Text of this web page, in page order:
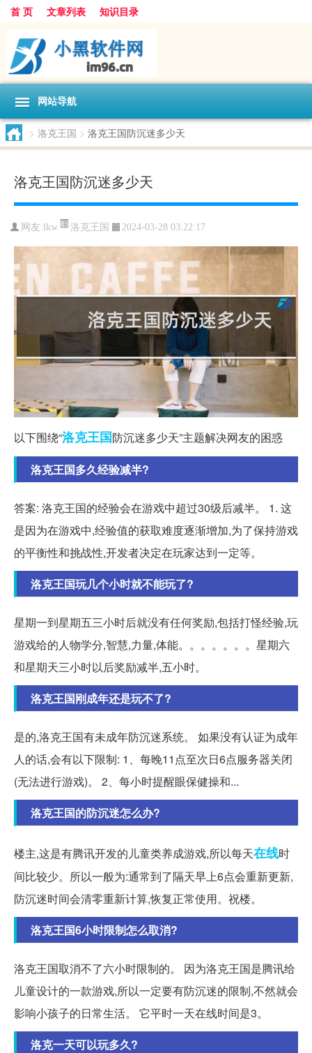
首 页 文章列表 知识目录
网站导航
> 洛克王国 > 洛克王国防沉迷多少天
洛克王国防沉迷多少天
网友: lkw 洛克王国 2024-03-28 03:22:17
以下围绕“洛克王国防沉迷多少天”主题解决网友的困惑
洛克王国多久经验减半?
答案: 洛克王国的经验会在游戏中超过30级后减半。 1. 这
是因为在游戏中,经验值的获取难度逐渐增加,为了保持游戏
的平衡性和挑战性,开发者决定在玩家达到一定等。
洛克王国玩几个小时就不能玩了?
星期一到星期五三小时后就没有任何奖励,包括打怪经验,玩
游戏给的人物学分,智慧,力量,体能。。。。。。。星期六
和星期天三小时以后奖励减半,五小时。
洛克王国刚成年还是玩不了?
是的,洛克王国有未成年防沉迷系统。 如果没有认证为成年
人的话,会有以下限制: 1、每晚11点至次日6点服务器关闭
(无法进行游戏)。 2、每小时提醒眼保健操和...
洛克王国的防沉迷怎么办?
楼主,这是有腾讯开发的儿童类养成游戏,所以每天在线时
间比较少。所以一般为:通常到了隔天早上6点会重新更新,
防沉迷时间会清零重新计算,恢复正常使用。祝楼。
洛克王国6小时限制怎么取消?
洛克王国取消不了六小时限制的。 因为洛克王国是腾讯给
儿童设计的一款游戏,所以一定要有防沉迷的限制,不然就会
影响小孩子的日常生活。 它平时一天在线时间是3。
洛克一天可以玩多久?